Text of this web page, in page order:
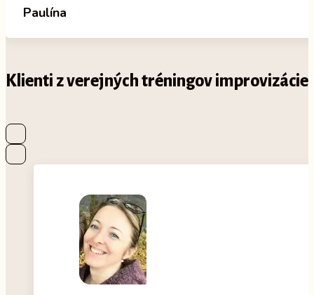
Paulína
Klienti z verejných tréningov improvizácie